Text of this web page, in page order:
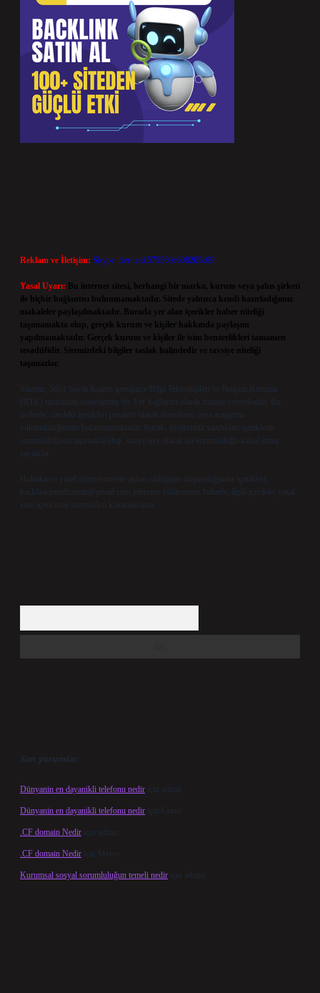
Reklam ve İletişim: Skype: live:.cid.575569c608265c69
Yasal Uyarı:
Bu internet sitesi, herhangi bir marka, kurum veya şahıs şirketi
ile hiçbir bağlantısı bulunmamaktadır. Sitede yalnızca kendi hazırladığımız
makaleler paylaşılmaktadır. Burada yer alan içerikler haber niteliği
taşımamakta olup, gerçek kurum ve kişiler hakkında paylaşım
yapılmamaktadır. Gerçek kurum ve kişiler ile isim benzerlikleri tamamen
tesadüfidir. Sitemizdeki bilgiler taslak halindedir ve tavsiye niteliği
taşımazlar.
Sitemiz, 5651 Sayılı Kanun gereğince Bilgi Teknolojileri ve İletişim Kurumu
(BTK) tarafından onaylanmış bir Yer Sağlayıcı olarak hizmet vermektedir. Bu
nedenle, sitedeki içerikleri proaktif olarak denetleme veya araştırma
yükümlülüğümüz bulunmamaktadır. Ancak, üyelerimiz yazdıkları içeriklerin
sorumluluğunu taşımakta olup, siteye üye olarak bu sorumluluğu kabul etmiş
sayılırlar.
Hukuka ve yasal düzenlemelere aykırı olduğunu düşündüğünüz içerikleri,
backlinkpanelicomtr@gmail.com adresine bildirmeniz halinde, ilgili içerikler yasal
süre içerisinde sitemizden kaldırılacaktır.
Son yorumlar
Dünyanin en dayanikli telefonu nedir için admin
Dünyanin en dayanikli telefonu nedir için Cesur
.CF domain Nedir için admin
.CF domain Nedir için Merve
Kurumsal sosyal sorumluluğun temeli nedir için admin